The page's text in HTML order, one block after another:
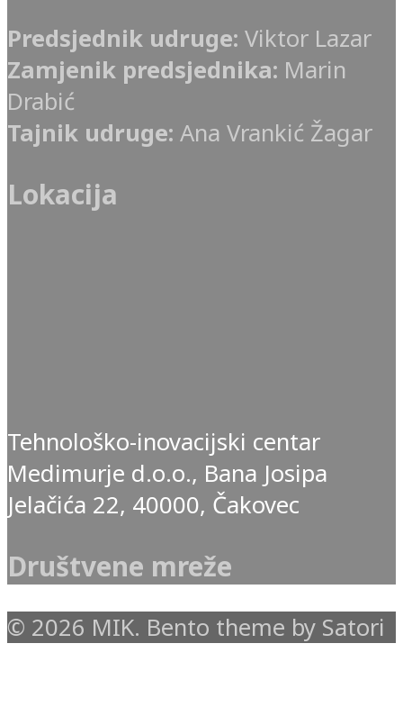
Predsjednik udruge: Viktor Lazar
Zamjenik predsjednika: Marin
Drabić
Tajnik udruge: Ana Vrankić Žagar
Lokacija
Tehnološko-inovacijski centar
Medimurje d.o.o., Bana Josipa
Jelačića 22, 40000, Čakovec
Društvene mreže
© 2026 MIK. Bento theme by Satori